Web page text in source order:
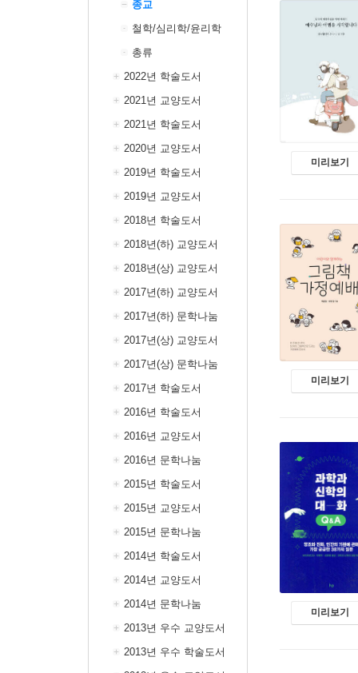
종교
철학/심리학/윤리학
총류
2022년 학술도서
2021년 교양도서
2021년 학술도서
2020년 교양도서
2019년 학술도서
2019년 교양도서
2018년 학술도서
2018년(하) 교양도서
2018년(상) 교양도서
2017년(하) 교양도서
2017년(하) 문학나눔
2017년(상) 교양도서
2017년(상) 문학나눔
2017년 학술도서
2016년 학술도서
2016년 교양도서
2016년 문학나눔
2015년 학술도서
2015년 교양도서
2015년 문학나눔
2014년 학술도서
2014년 교양도서
2014년 문학나눔
2013년 우수 교양도서
2013년 우수 학술도서
미리보기
미리보기
미리보기